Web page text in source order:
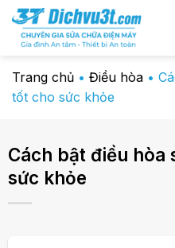
Chuyển
đến
dung
Trang chủ • Điều hòa •
tốt cho sức khỏe
Cách bật điều hòa
sức khỏe